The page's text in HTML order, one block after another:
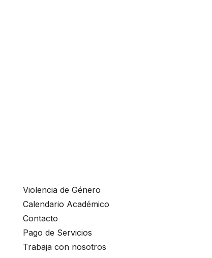
Violencia de Género
Calendario Académico
Contacto
Pago de Servicios
Trabaja con nosotros